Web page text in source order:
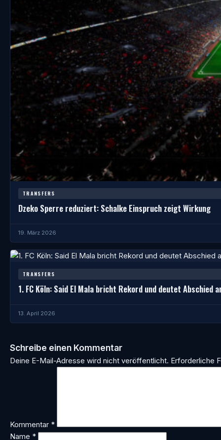
TRANSFERS
Dzeko Sperre reduziert: Schalke Einspruch zeigt Wirkung
19. März 2026
TRANSFERS
1. FC Köln: Said El Mala bricht Rekord und deutet Abschied
13. April 2026
Schreibe einen Kommentar
Deine E-Mail-Adresse wird nicht veröffentlicht. Erforderliche
Kommentar *
Name *